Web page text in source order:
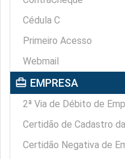
Cédula C
Primeiro Acesso
Webmail
card_travel EMPRESA
2ª Via de Débito de
Certidão de Cadastro
Certidão Negativa de